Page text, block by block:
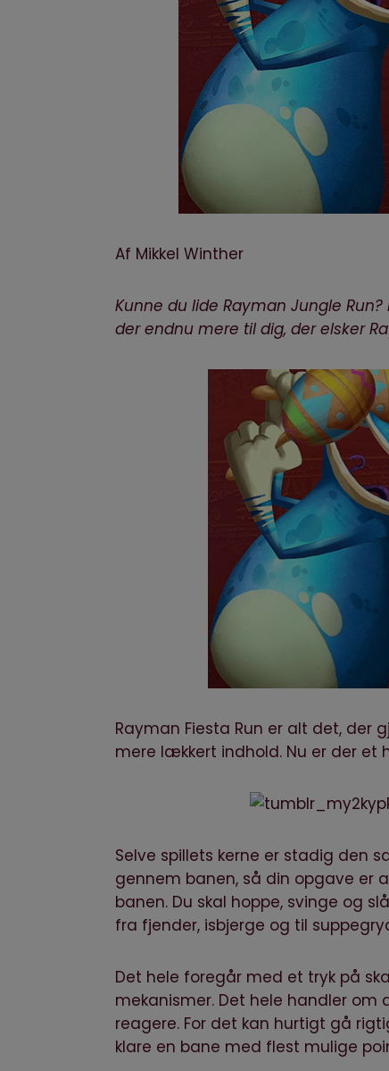
Af Mikkel Winther
Kunne du lideRayman Jungle Run?
der endnu mere til dig, der elsker
Rayman Fiesta Run er alt det,
mere lækkert indhold. Nu er der et
Selve spillets kerne er stadig den
gennem banen, så din opgave er
banen. Du skal hoppe, svinge og
fra fjender, isbjerge og til
Det hele foregår med et tryk på
mekanismer. Det hele handler
reagere. For det kan hurtigt gå
klare en bane med flest mulige